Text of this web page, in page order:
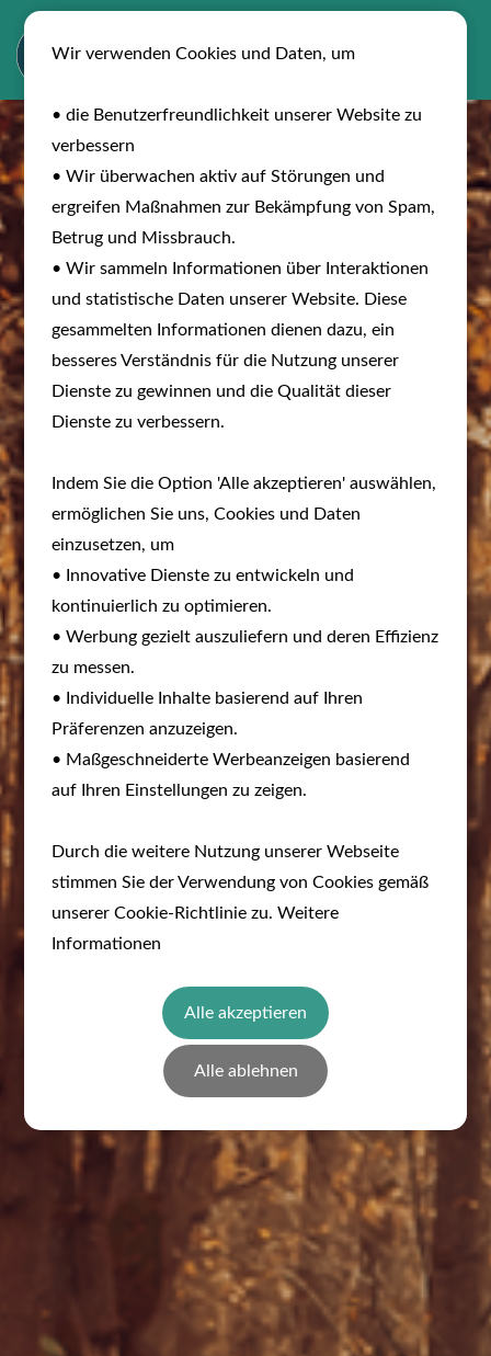
Wir verwenden Cookies und Daten, um
• die Benutzerfreundlichkeit unserer Website zu
verbessern
• Wir überwachen aktiv auf Störungen und
ergreifen Maßnahmen zur Bekämpfung von Spam,
Betrug und Missbrauch.
• Wir sammeln Informationen über Interaktionen
und statistische Daten unserer Website. Diese
gesammelten Informationen dienen dazu, ein
besseres Verständnis für die Nutzung unserer
Dienste zu gewinnen und die Qualität dieser
Dienste zu verbessern.
Indem Sie die Option 'Alle akzeptieren' auswählen,
ermöglichen Sie uns, Cookies und Daten
einzusetzen, um
• Innovative Dienste zu entwickeln und
kontinuierlich zu optimieren.
• Werbung gezielt auszuliefern und deren Effizienz
zu messen.
• Individuelle Inhalte basierend auf Ihren
Präferenzen anzuzeigen.
• Maßgeschneiderte Werbeanzeigen basierend
auf Ihren Einstellungen zu zeigen.
Durch die weitere Nutzung unserer Webseite
stimmen Sie der Verwendung von Cookies gemäß
unserer Cookie-Richtlinie zu. Weitere
Informationen
Alle akzeptieren
Alle ablehnen